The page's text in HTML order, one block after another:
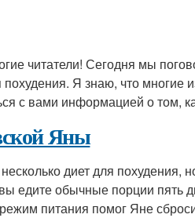
читатели! Сегодня мы
похудения. Я знаю, что многие
с вами информацией о том,
Яны
диет для
едите обычные порции пять
питания помог Яне